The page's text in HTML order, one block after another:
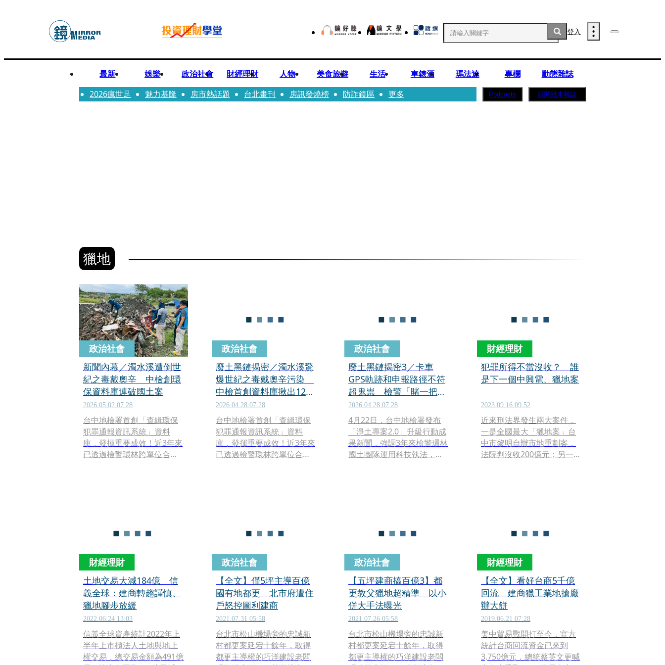
登入
最新 娛樂 政治社會 財經理財 人物 美食旅遊 生活 車錶酒 瑪法達 專欄
動態雜誌
2026瘋世足
魅力基隆 房市熱話題 台北畫刊 房訊發燒榜 防詐鏡區 更多 Podcasts 訂閱紙本雜誌
獵地
政治社會
新聞內幕／濁水溪遭倒世
紀之毒戴奧辛 中檢創環
保資料庫連破國土案
2026.05.02 07:28
台中地檢署首創「查緝環保
犯罪通報資訊系統」資料
庫，發揮重要成效！近3年來
已透過檢警環林跨單位合
政治社會
廢土黑鏈揭密／濁水溪驚
爆世紀之毒戴奧辛污染
中檢首創資料庫揪出12縣
市廢土黑鏈
2026.04.28 07:28
台中地檢署首創「查緝環保
犯罪通報資訊系統」資料
庫，發揮重要成效！近3年來
已透過檢警環林跨單位合
政治社會
廢土黑鏈揭密3／卡車
GPS軌跡和申報路徑不符
超鬼祟 檢警「賭一把」
追到廢土集團一整串
2026.04.28 07:28
4月22日，台中地檢署發布
「淨土專案2.0」升級行動成
果新聞，強調3年來檢警環林
國土團隊運用科技執法，成
財經理財
犯罪所得不當沒收？ 誰
是下一個中興電、獵地案
2023.09.16 09:52
近來刑法界發生兩大案件，
一是全國最大「獵地案」台
中市黎明自辦市地重劃案，
法院判沒收200億元；另一件
相關議題。
財經理財
土地交易大減184億 信
義全球：建商轉趨謹慎、
獵地腳步放緩
2022.06.24 13:03
信義全球資產統計2022年上
半年上市櫃法人土地與地上
權交易，總交易金額為491億
政治社會
【全文】僅5坪主導百億
國有地都更 北市府遭住
戶怒控圖利建商
2021.07.31 05:58
台北市松山機場旁的忠誠新
村都更案延宕十餘年，取得
都更主導權的巧洋建設老闆
政治社會
【五坪建商搞百億3】都
更教父獵地超精準 以小
併大手法曝光
2021.07.26 05:58
台北市松山機場旁的忠誠新
村都更案延宕十餘年，取得
都更主導權的巧洋建設老闆
財經理財
【全文】看好台商5千億
回流 建商獵工業地搶廠
辦大餅
2019.06.21 07:28
美中貿易戰開打至今，官方
統計台商回流資金已來到
3,750億元，總統蔡英文更喊